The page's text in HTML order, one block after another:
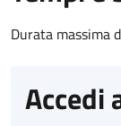
Durata massima
Accedi